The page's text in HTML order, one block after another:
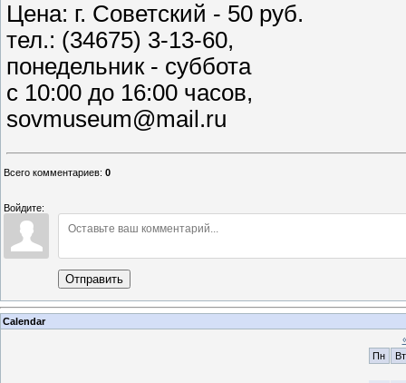
Цена: г. Советский - 50 руб.
тел.: (34675) 3-13-60,
понедельник - суббота
с 10:00 до 16:00 часов,
sovmuseum@mail.ru
Всего комментариев: 0
Войдите:
Отправить
Calendar
Пн
Вт